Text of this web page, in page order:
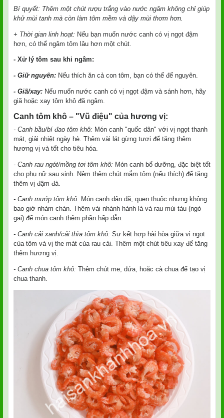
Bí quyết: Thêm một chút rượu trắng vào nước ngâm không chỉ giúp
khử mùi tanh mà còn làm tôm mềm và dậy mùi thơm hơn.
+ Thời gian linh hoạt: Nếu bạn muốn nước canh có vị ngọt đậm
hơn, có thể ngâm tôm lâu hơn một chút.
- Xử lý tôm sau khi ngâm:
- Giữ nguyên: Nếu thích ăn cả con tôm, bạn có thể để nguyên.
- Giã/xay: Nếu muốn nước canh có vị ngọt đậm và sánh hơn, hãy
giã hoặc xay tôm khô đã ngâm.
Canh tôm khô – "Vũ điệu" của hương vị:
- Canh bầu/bí đao tôm khô: Món canh "quốc dân" với vị ngọt thanh
mát, giải nhiệt ngày hè. Thêm vài lát gừng tươi để tăng thêm
hương vị và tốt cho tiêu hóa.
- Canh rau ngót/mồng tơi tôm khô: Món canh bổ dưỡng, đặc biệt tốt
cho phụ nữ sau sinh. Nêm thêm chút mắm tôm (nếu thích) để tăng
thêm vị đậm đà.
- Canh mướp tôm khô: Món canh dân dã, quen thuộc nhưng không
bao giờ nhàm chán. Thêm vài nhánh hành lá và rau mùi tàu (ngò
gai) để món canh thêm phần hấp dẫn.
- Canh cải xanh/cải thìa tôm khô: Sự kết hợp hài hòa giữa vị ngọt
của tôm và vị the mát của rau cải. Thêm một chút tiêu xay để tăng
thêm hương vị.
- Canh chua tôm khô: Thêm chút me, dứa, hoăc cà chua để tạo vị
chua thanh.